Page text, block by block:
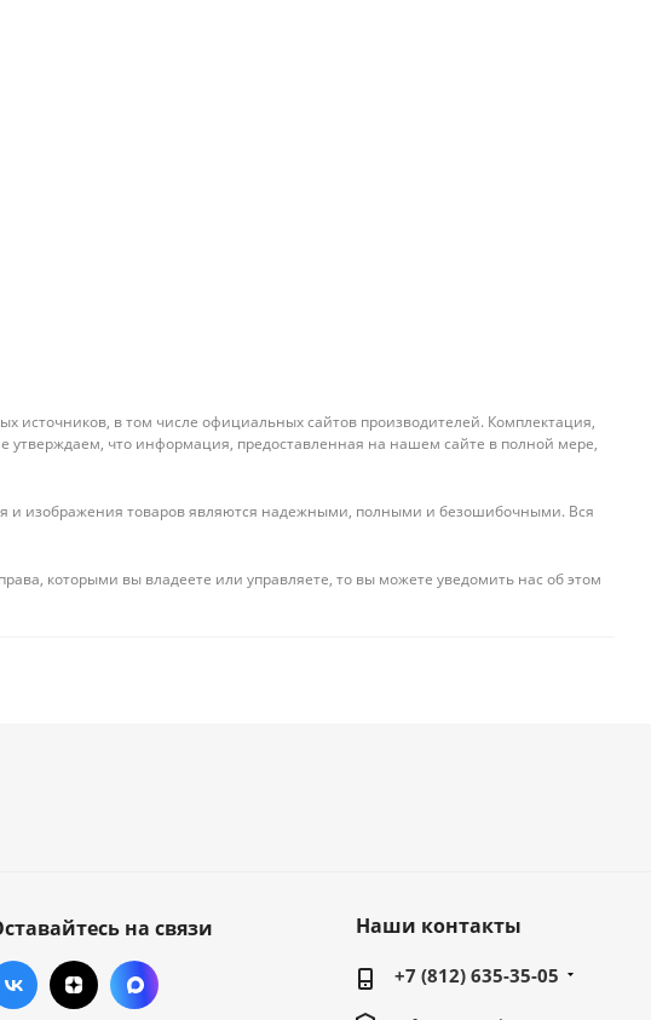
источников, в том числе официальных сайтов производителей. Комплектация,
утверждаем, что информация, предоставленная на нашем сайте в полной мере,
и изображения товаров являются надежными, полными и безошибочными. Вся
которыми вы владеете или управляете, то вы можете уведомить нас об этом
на связи Наши контакты
+7 (812) 635-35-05